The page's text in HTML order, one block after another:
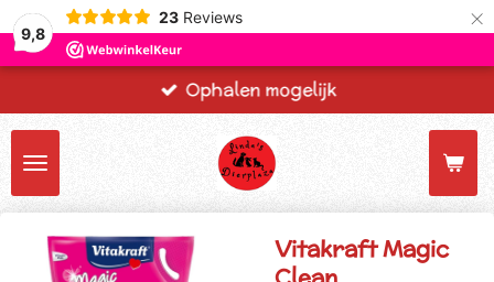
9,8
23 Reviews ×
Ophalen mogelijk
Vitakraft Magic